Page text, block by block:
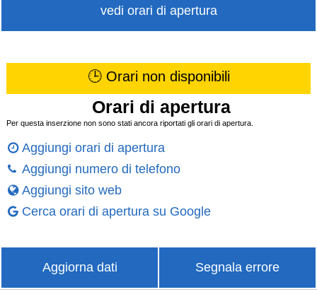
vedi orari di apertura
🕒 Orari non disponibili
Orari di apertura
Per questa inserzione non sono stati ancora riportati gli orari di apertura.
Aggiungi orari di apertura
Aggiungi numero di telefono
Aggiungi sito web
Cerca orari di apertura su Google
Aggiorna dati Segnala errore